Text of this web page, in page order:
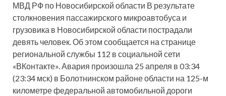
МВД РФ по Новосибирской области В результате
столкновения пассажирского микроавтобуса и
грузовика в Новосибирской области пострадали
девять человек. Об этом сообщается на странице
региональной службы 112 в социальной сети
«ВКонтакте». Авария произошла 25 апреля в 03:34
(23:34 мск) в Болотнинском районе области на 125-м
километре федеральной автомобильной дороги